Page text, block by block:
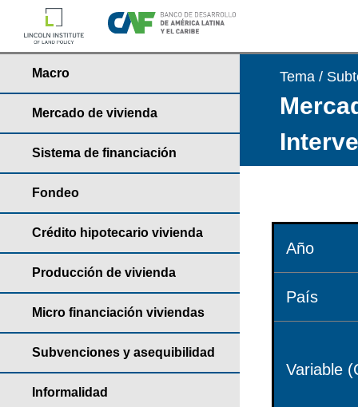
Macro
Mercado de vivienda
Sistema de financiación
Fondeo
Crédito hipotecario vivienda
Producción de vivienda
Micro financiación viviendas
Subvenciones y asequibilidad
Informalidad
Tema /
Año
País
Variable